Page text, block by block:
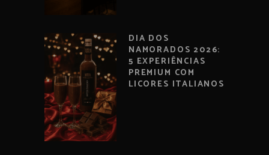
DIA DOS
NAMORADOS 2026:
5 EXPERIÊNCIAS
PREMIUM COM
LICORES ITALIANOS